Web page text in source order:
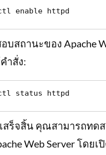
enable httpd
บสถานะของ Apache
ำสั่ง:
status httpd
สร็จสิ้น คุณสามารถทด
Web Server โดยเ